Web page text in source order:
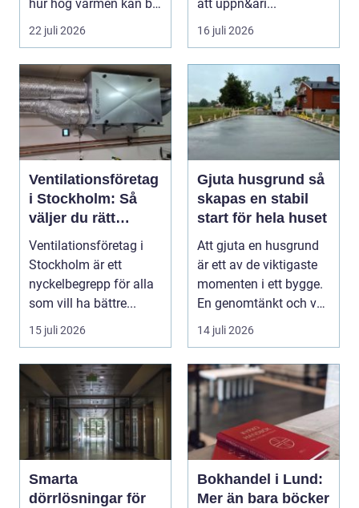
hur hög värmen kan bli
under somma...
22 juli 2026
att uppn&ari...
16 juli 2026
Ventilationsföretag
i Stockholm: Så
väljer du rätt
expert på frisk luft
Ventilationsföretag i
Stockholm är ett
nyckelbegrepp för alla
som vill ha bättre...
15 juli 2026
Gjuta husgrund så
skapas en stabil
start för hela huset
Att gjuta en husgrund
är ett av de viktigaste
momenten i ett bygge.
En genomtänkt och väl
utförd gru...
14 juli 2026
Smarta
dörrlösningar för
Bokhandel i Lund:
Mer än bara böcker